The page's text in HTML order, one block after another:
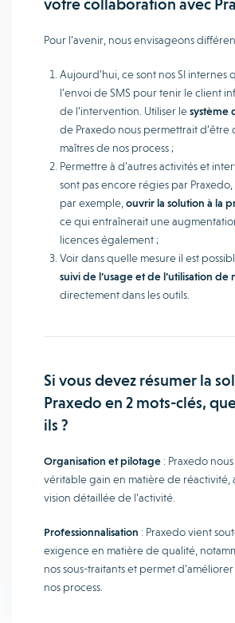
votre collaboration avec
Pour l’avenir, nous envisageons
Aujourd’hui, ce sont nos SI internes
l’envoi de SMS pour tenir le client
de l’intervention. Utiliser lesystème
de Praxedo nous permettrait d’être
maîtres de nos process ;
Permettre à d’autres activités et
sont pas encore régies par
par exemple,ouvrir la solution à la
ce qui entraînerait une
licences également ;
Voir dans quelle mesure il est
suivi de l’usage et de l’utilisation de
directement dans les outils.
Si vous devez résumer la
Praxedo en 2 mots-clés,
ils ?
Organisation et pilotage : Praxedo
véritable gain en matière de réactivité,
vision détaillée de l’activité.
Professionnalisation : Praxedo vient
exigence en matière de qualité,
nos sous-traitants et permet
nos process.